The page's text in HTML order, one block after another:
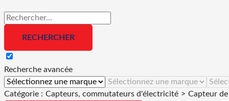
Recherche avancée
Catégorie : Capteurs, commutateurs d'électricité > Capteur